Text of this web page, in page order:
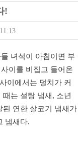
!
녀석이 아침이면 부
이를 비집고 들어온
이에서는 덩치가 커
는 설탕 냄새, 소년
된 연한 살코기 냄새가
냄새다.